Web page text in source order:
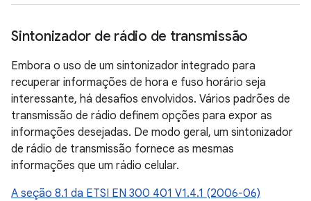
Sintonizador de rádio de transmissão
Embora o uso de um sintonizador integrado para
recuperar informações de hora e fuso horário seja
interessante, há desafios envolvidos. Vários padrões de
transmissão de rádio definem opções para expor as
informações desejadas. De modo geral, um sintonizador
de rádio de transmissão fornece as mesmas
informações que um rádio celular.
A seção 8.1 da ETSI EN 300 401 V1.4.1 (2006-06)